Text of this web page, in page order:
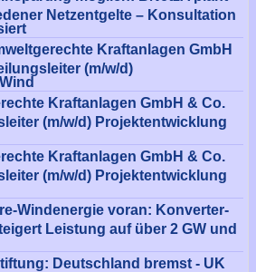
Netzentgelte – Konsultation
Kraftanlagen GmbH
(m/w/d)
Kraftanlagen GmbH & Co.
(m/w/d) Projektentwicklung
Kraftanlagen GmbH & Co.
(m/w/d) Projektentwicklung
Windenergie voran: Konverter-
Leistung auf über 2 GW und
Deutschland bremst - UK